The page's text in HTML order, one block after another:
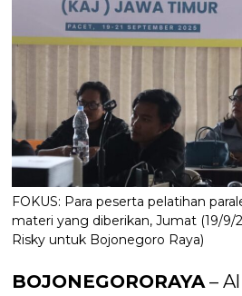
FOKUS: Para peserta pelatihan
materi yang diberikan, Jumat (19/9/
Risky untuk Bojonegoro Raya)
BOJONEGORORAYA –